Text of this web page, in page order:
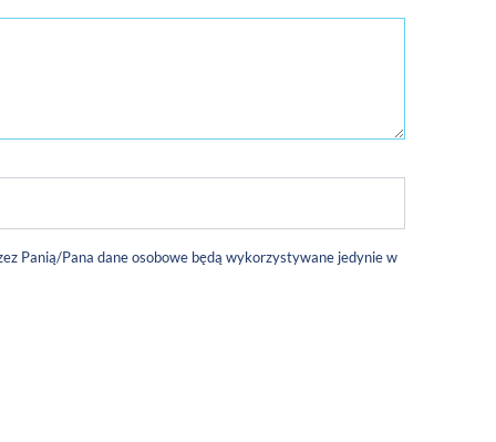
Panią/Pana dane osobowe będą wykorzystywane jedynie w